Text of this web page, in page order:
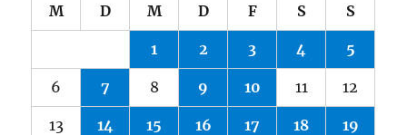
M D M D F S S
1 2 3 4 5
6 7 8 9 10 11 12
13 14 15 16 17 18 19